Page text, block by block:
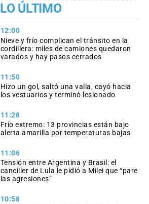
LO ÚLTIMO
12:00
Nieve y frío complican el tránsito en la
cordillera: miles de camiones quedaron
varados y hay pasos cerrados
11:50
Hizo un gol, saltó una valla, cayó hacia
los vestuarios y terminó lesionado
11:28
Frío extremo: 13 provincias están bajo
alerta amarilla por temperaturas bajas
11:06
Tensión entre Argentina y Brasil: el
canciller de Lula le pidió a Milei que “pare
las agresiones”
10:58